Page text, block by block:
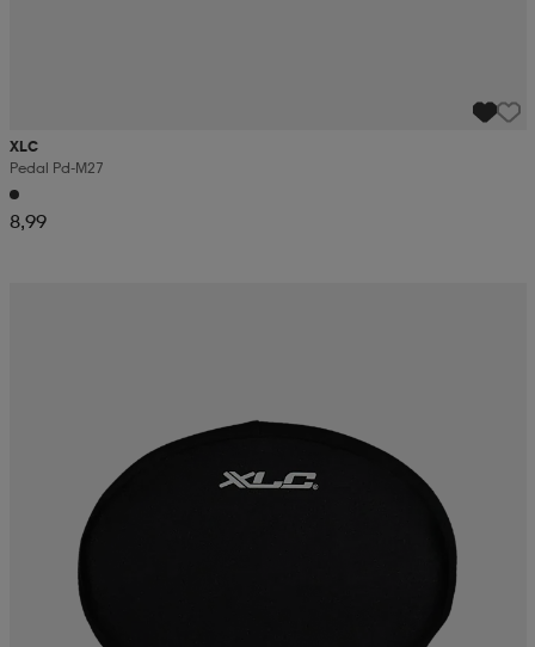
XLC
Pedal Pd-M27
8,99